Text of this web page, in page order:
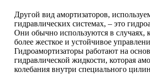
Другой вид амортизаторов,
гидравлических системах, – это
Они обычно используются в случаях,
более жесткое и устойчивое
Гидроамортизаторы работают на
гидравлической жидкости, которая
колебания внутри специального